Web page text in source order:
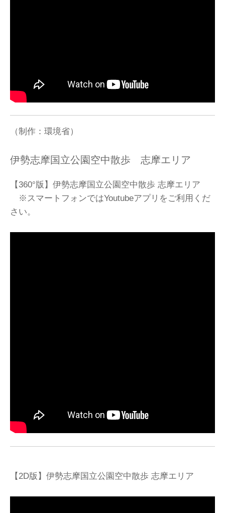
（制作：環境省）
伊勢志摩国立公園空中散歩 志摩エリア
【360°版】伊勢志摩国立公園空中散歩 志摩エリア
※スマートフォンではYoutubeアプリをご利用くだ
さい。
【2D版】伊勢志摩国立公園空中散歩 志摩エリア